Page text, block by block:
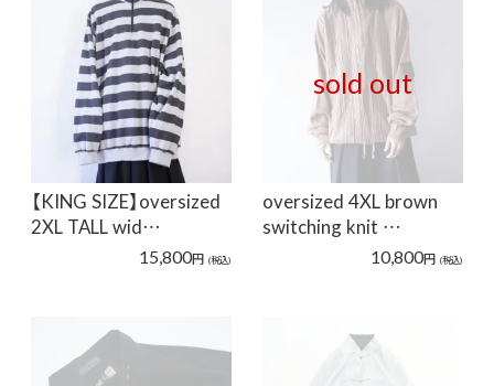
【KING SIZE】oversized
2XL TALL wid…
15,800円 (税込)
sold out
oversized 4XL brown
switching knit …
10,800円 (税込)